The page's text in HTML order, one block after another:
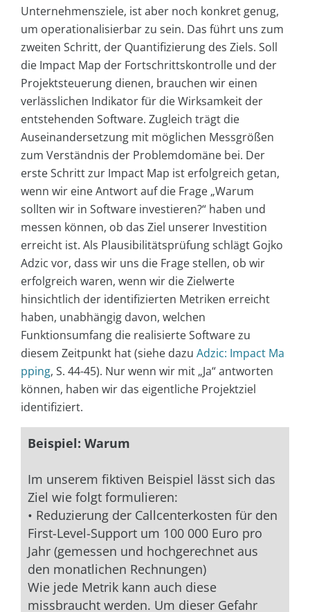
Unternehmensziele, ist aber noch konkret genug,
um operationalisierbar zu sein. Das führt uns zum
zweiten Schritt, der Quantifizierung des Ziels. Soll
die Impact Map der Fortschrittskontrolle und der
Projektsteuerung dienen, brauchen wir einen
verlässlichen Indikator für die Wirksamkeit der
entstehenden Software. Zugleich trägt die
Auseinandersetzung mit möglichen Messgrößen
zum Verständnis der Problemdomäne bei. Der
erste Schritt zur Impact Map ist erfolgreich getan,
wenn wir eine Antwort auf die Frage „Warum
sollten wir in Software investieren?“ haben und
messen können, ob das Ziel unserer Investition
erreicht ist. Als Plausibilitätsprüfung schlägt Gojko
Adzic vor, dass wir uns die Frage stellen, ob wir
erfolgreich waren, wenn wir die Zielwerte
hinsichtlich der identifizierten Metriken erreicht
haben, unabhängig davon, welchen
Funktionsumfang die realisierte Software zu
diesem Zeitpunkt hat (siehe dazu Adzic: Impact Ma
pping, S. 44-45). Nur wenn wir mit „Ja“ antworten
können, haben wir das eigentliche Projektziel
identifiziert.
Beispiel: Warum
Im unserem fiktiven Beispiel lässt sich das
Ziel wie folgt formulieren:
• Reduzierung der Callcenterkosten für den
First-Level-Support um 100 000 Euro pro
Jahr (gemessen und hochgerechnet aus
den monatlichen Rechnungen)
Wie jede Metrik kann auch diese
missbraucht werden. Um dieser Gefahr